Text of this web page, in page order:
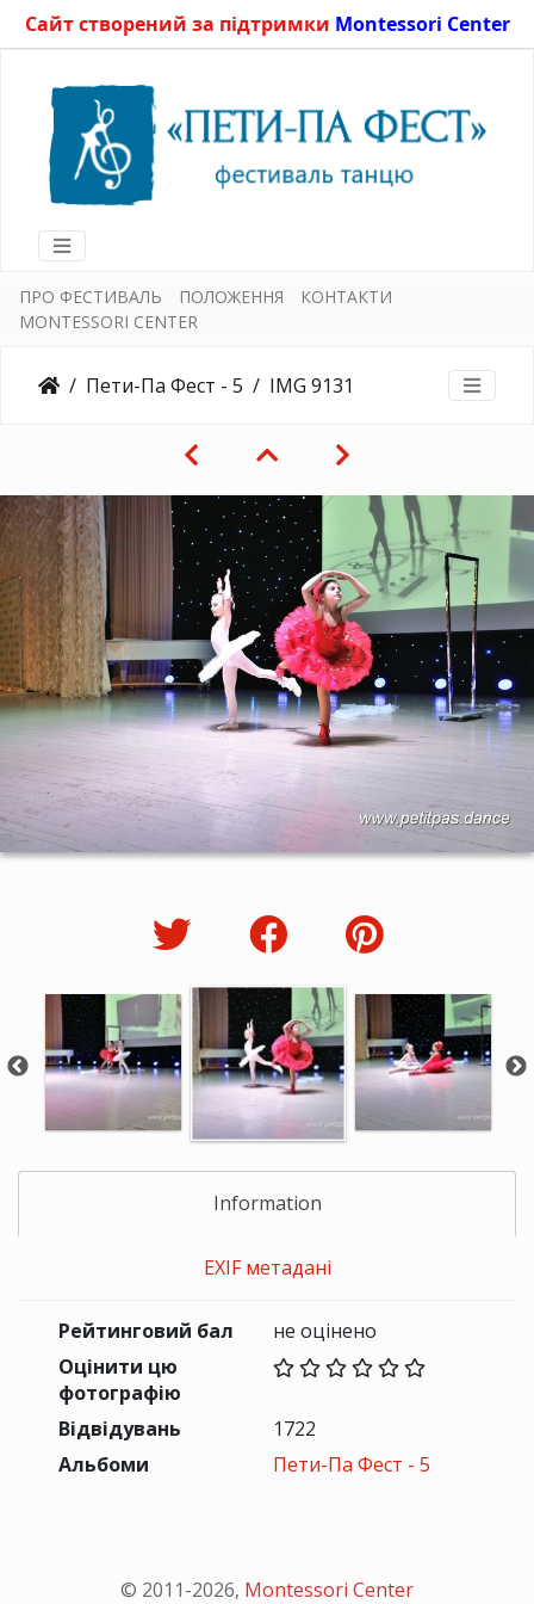
Сайт створений за підтримки Montessori Center
ПРО ФЕСТИВАЛЬ ПОЛОЖЕННЯ
КОНТАКТИ
MONTESSORI CENTER
Пети-Па Фест - 5 IMG 9131
Information
EXIF метадані
Рейтинговий бал
не оцінено
Оцінити цю
фотографію
Відвідувань
1722
Альбоми
Пети-Па Фест - 5
© 2011-2026, Montessori Center